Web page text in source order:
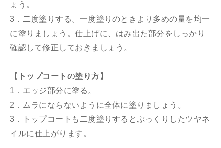
ょう。
3．二度塗りする。一度塗りのときより多めの量を均一
に塗りましょう。仕上げに、はみ出た部分をしっかり
確認して修正しておきましょう。
【トップコートの塗り方】
1．エッジ部分に塗る。
2．ムラにならないように全体に塗りましょう。
3．トップコートも二度塗りするとぷっくりしたツヤネ
イルに仕上がります。